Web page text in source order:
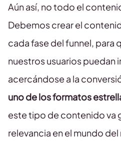
Aún así, no todo el
Debemos crear el
cada fase del funnel, para
nuestros usuarios puedan
acercándose a la
uno de los formatos
este tipo de contenido va
relevancia en el mundo